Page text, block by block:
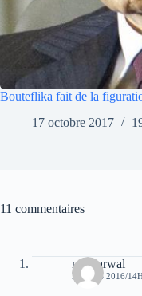
Bouteflika fait de la
17 octobre 2017
11 commentaires
moh arwal
3 MARS 2016/